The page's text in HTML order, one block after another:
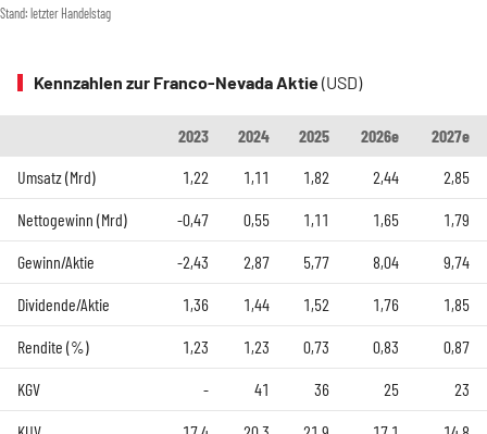
Stand: letzter Handelstag
Kennzahlen zur Franco-Nevada Aktie(USD)
2023 2024 2025 2026e
2027e
Umsatz (Mrd)
1,22 1,11 1,82 2,44 2,85
Nettogewinn (Mrd) -0,47 0,55 1,11 1,65 1,79
Gewinn/Aktie -2,43 2,87 5,77 8,04 9,74
Dividende/Aktie 1,36 1,44 1,52 1,76 1,85
Rendite (%) 1,23 1,23 0,73 0,83 0,87
KGV - 41 36 25 23